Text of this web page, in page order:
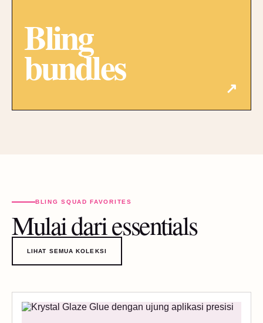
Bling
bundles ↗
BLING SQUAD FAVORITES
Mulai dari essentials
LIHAT SEMUA KOLEKSI